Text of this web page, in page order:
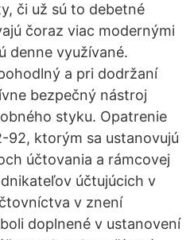
či už sú to debetné
čoraz viac modernými
denne využívané.
a pri dodržaní
bezpečný nástroj
styku. Opatrenie
92, ktorým sa ustanovujú
účtovania a rámcovej
účtujúcich v
v znení
doplnené v ustanovení